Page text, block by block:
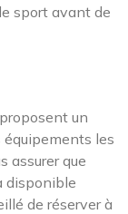
sport avant de
un
les
assurer que
disponible
de réserver à